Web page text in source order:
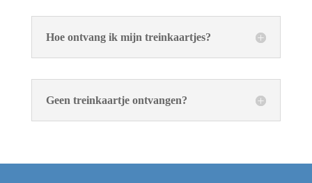
Hoe ontvang ik mijn treinkaartjes?
Geen treinkaartje ontvangen?